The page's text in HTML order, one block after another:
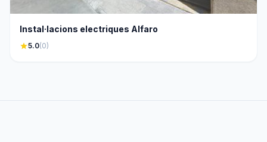
Instal·lacions electriques Alfaro
star5.0(0)